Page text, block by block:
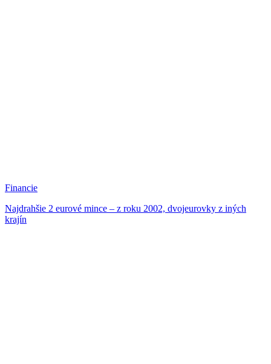
Financie
Najdrahšie 2 eurové mince – z roku 2002, dvojeurovky z iných
krajín